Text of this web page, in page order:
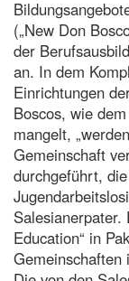
(„New Don
der
an. In dem
Einrichtungen
Boscos, wie
mangelt,
Gemeinschaft
durchgeführt,
Salesianerpater.
Education“ in
Gemeinschaften